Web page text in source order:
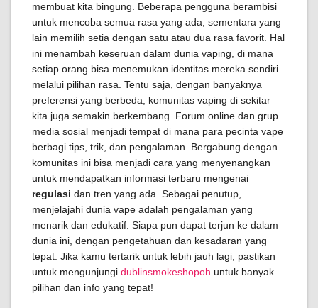
membuat kita bingung. Beberapa pengguna berambisi
untuk mencoba semua rasa yang ada, sementara yang
lain memilih setia dengan satu atau dua rasa favorit. Hal
ini menambah keseruan dalam dunia vaping, di mana
setiap orang bisa menemukan identitas mereka sendiri
melalui pilihan rasa. Tentu saja, dengan banyaknya
preferensi yang berbeda, komunitas vaping di sekitar
kita juga semakin berkembang. Forum online dan grup
media sosial menjadi tempat di mana para pecinta vape
berbagi tips, trik, dan pengalaman. Bergabung dengan
komunitas ini bisa menjadi cara yang menyenangkan
untuk mendapatkan informasi terbaru mengenai
regulasi dan tren yang ada. Sebagai penutup,
menjelajahi dunia vape adalah pengalaman yang
menarik dan edukatif. Siapa pun dapat terjun ke dalam
dunia ini, dengan pengetahuan dan kesadaran yang
tepat. Jika kamu tertarik untuk lebih jauh lagi, pastikan
untuk mengunjungi dublinsmokeshopoh untuk banyak
pilihan dan info yang tepat!